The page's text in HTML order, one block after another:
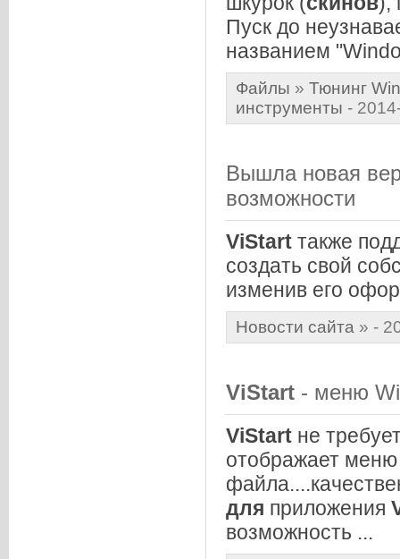
Пуск до
названием
Файлы » Тюнинг
инструменты -
Вышла новая
возможности
ViStart также
создать свой
изменив его
Новости сайта » -
ViStart - меню
ViStart не
отображает меню
для приложения
возможность ...